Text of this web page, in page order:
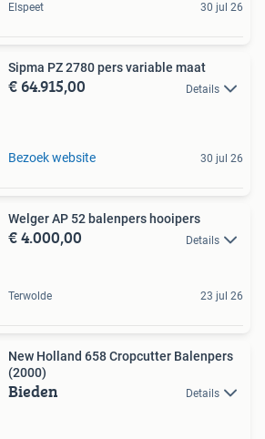
Elspeet 30 jul 26
Sipma PZ 2780 pers variable maat
€ 64.915,00 Details
Bezoek website 30 jul 26
Welger AP 52 balenpers hooipers
€ 4.000,00 Details
Terwolde 23 jul 26
New Holland 658 Cropcutter Balenpers
(2000)
Bieden Details